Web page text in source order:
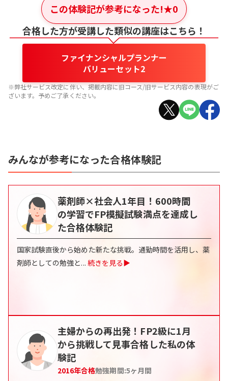
この体験記が参考になった!★0
合格した方が受講した類似の講座はこちら！
ファイナンシャルプランナー
バリューセット2
※弊社サービス改定に伴い、掲載内容に旧コース/旧サービス内容の表現がご
ざいます。予めご了承ください。
みんなが参考になった合格体験記
薬剤師×社会人1年目！600時間
の学習でFP模擬試験満点を達成し
た合格体験記
国家試験直後から始めた新たな挑戦。通勤時間を活用し、薬
剤師としての勉強と... 続きを見る▶
主婦からの再出発！FP2級に1月
から挑戦して見事合格した私の体
験記
2016年合格勉強期間:5ヶ月間